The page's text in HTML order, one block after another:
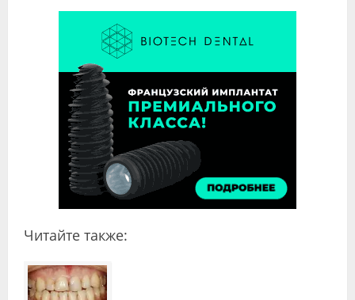
Читайте также: